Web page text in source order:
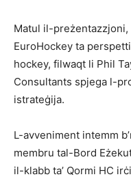
Matul il-
EuroHockey ta
hockey, filwaqt li Phil
Consultants spjega l-
istrateġija.
L-avveniment intemm
membru tal-Bord
il-klabb ta’ Qormi HC